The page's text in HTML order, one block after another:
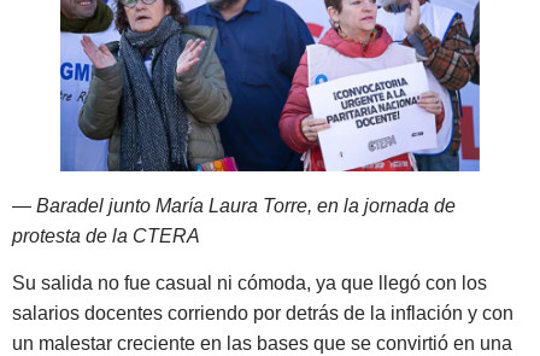
— Baradel junto María Laura Torre, en la jornada de
protesta de la CTERA
Su salida no fue casual ni cómoda, ya que llegó con los
salarios docentes corriendo por detrás de la inflación y con
un malestar creciente en las bases que se convirtió en una